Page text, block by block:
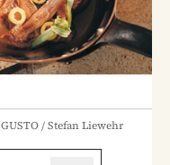
GUSTO / Stefan Liewehr